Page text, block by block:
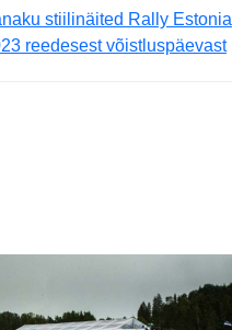
stiilinäited Rally Estonia
reedesest võistluspäevast